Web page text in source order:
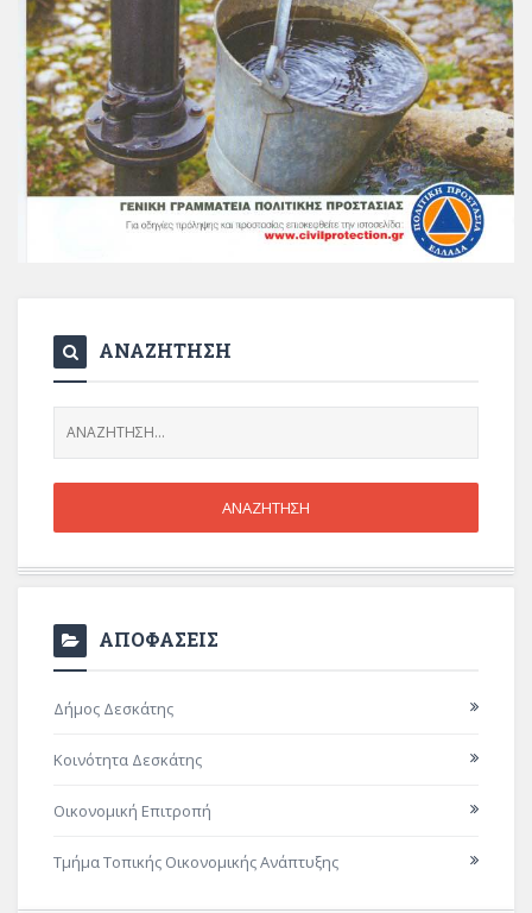
ΑΝΑΖΗΤΗΣΗ
ΑΠΟΦΑΣΕΙΣ
Δήμος Δεσκάτης
Κοινότητα Δεσκάτης
Οικονομική Επιτροπή
Τμήμα Τοπικής Οικονομικής Ανάπτυξης